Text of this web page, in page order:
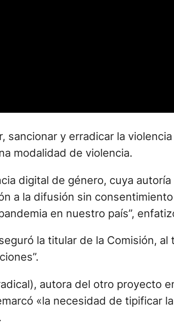
sancionar y erradicar la
modalidad de violencia.
digital de género, cuya
a la difusión sin
en nuestro país”,
la titular de la Comisión,
autora del otro proyecto
«la necesidad de tipificar